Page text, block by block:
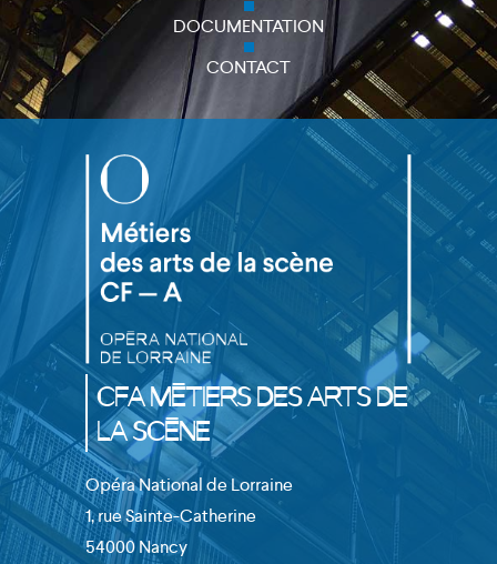
DOCUMENTATION
CONTACT
CFA Métiers des Arts de
la Scène
Opéra National de Lorraine
1, rue Sainte-Catherine
54000 Nancy